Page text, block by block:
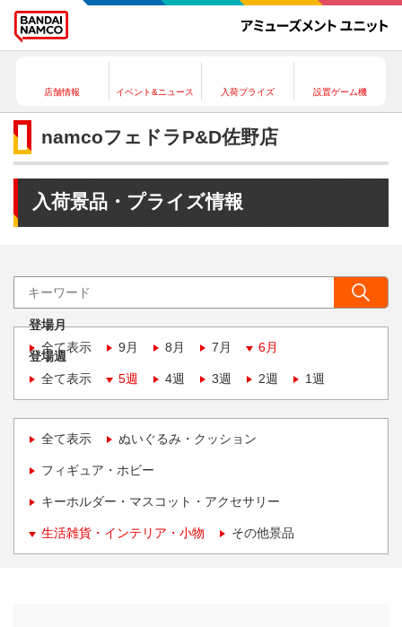
店舗情報 イベント&ニュース 入荷プライズ 設置ゲーム機
namcoフェドラP&D佐野店
入荷景品・プライズ情報
登場月
全て表示
9月 8月 7月 6月
登場週
全て表示
5週 4週 3週 2週 1週
全て表示 ぬいぐるみ・クッション
フィギュア・ホビー
キーホルダー・マスコット・アクセサリー
生活雑貨・インテリア・小物 その他景品